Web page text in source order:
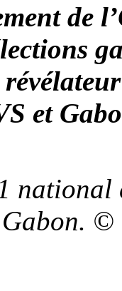
de
et
©